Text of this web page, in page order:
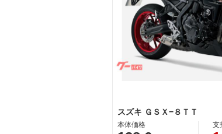
スズキ ＧＳＸ−８ＴＴ
本体価格 支